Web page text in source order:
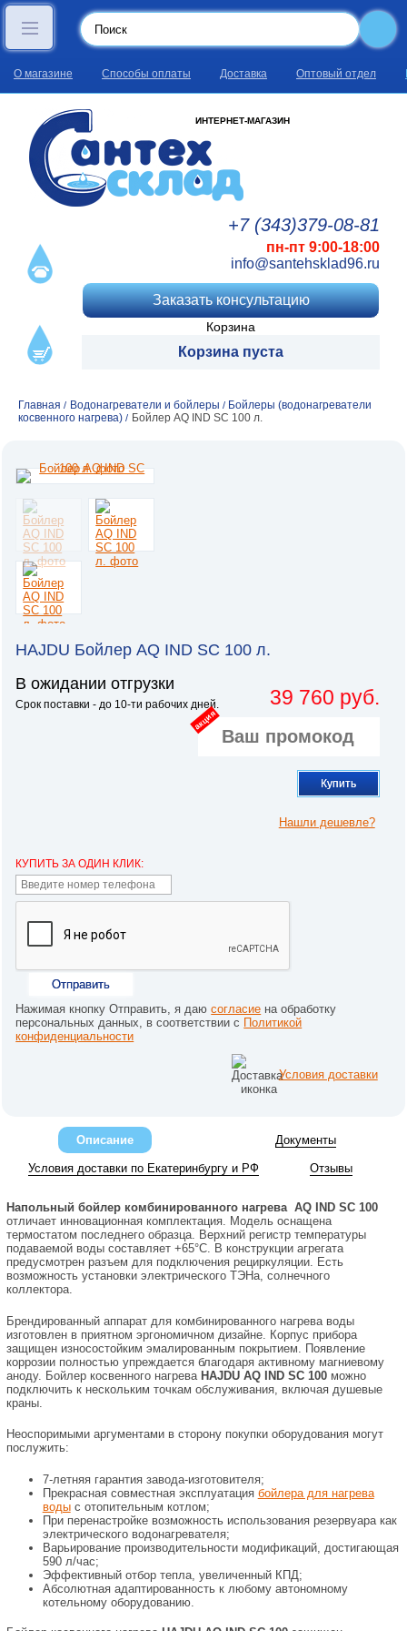
О магазине Способы оплаты Доставка Оптовый отдел
ИНТЕРНЕТ-МАГАЗИН
+7 (343)379-08-81
пн-пт 9:00-18:00
info@santehsklad96.ru
Заказать консультацию
Корзина
Корзина пуста
Главная / Водонагреватели и бойлеры / Бойлеры (водонагреватели
косвенного нагрева) / Бойлер AQ IND SС 100 л.
HAJDU Бойлер AQ IND SС 100 л.
В ожидании отгрузки
Срок поставки - до 10-ти рабочих дней. 39 760 руб.
акция
Купить
Нашли дешевле?
КУПИТЬ ЗА ОДИН КЛИК:
Отправить
Нажимая кнопку Отправить, я даюсогласие на обработку
персональных данных, в соответствии с Политикой
конфиденциальности
Условия доставки
Описание Документы
Условия доставки по Екатеринбургу и РФ Отзывы
Напольный бойлер комбинированного нагрева AQ IND SC 100
отличает инновационная комплектация. Модель оснащена
термостатом последнего образца. Верхний регистр температуры
подаваемой воды составляет +65°C. В конструкции агрегата
предусмотрен разъем для подключения рециркуляции. Есть
возможность установки электрического ТЭНа, солнечного
коллектора.
Брендированный аппарат для комбинированного нагрева воды
изготовлен в приятном эргономичном дизайне. Корпус прибора
защищен износостойким эмалированным покрытием. Появление
коррозии полностью упреждается благодаря активному магниевому
аноду. Бойлер косвенного нагрева HAJDU AQ IND SC 100можно
подключить к нескольким точкам обслуживания, включая душевые
краны.
Неоспоримыми аргументами в сторону покупки оборудования могут
послужить:
7-летняя гарантия завода-изготовителя;
Прекрасная совместная эксплуатация бойлера для нагрева
водыс отопительным котлом;
При перенастройке возможность использования резервуара как
электрического водонагревателя;
Варьирование производительности модификаций, достигающая
590 л/час;
Эффективный отбор тепла, увеличенный КПД;
Абсолютная адаптированность к любому автономному
котельному оборудованию.